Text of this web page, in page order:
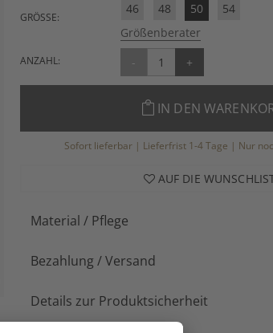
GRÖSSE:
46 48 50
54
Größenberater
ANZAHL: - +
IN DEN
Sofort lieferbar | Lieferfrist 1-4 Tage | Nur
AUF DIE
Material / Pflege
Bezahlung / Versand
Details zur Produktsicherheit